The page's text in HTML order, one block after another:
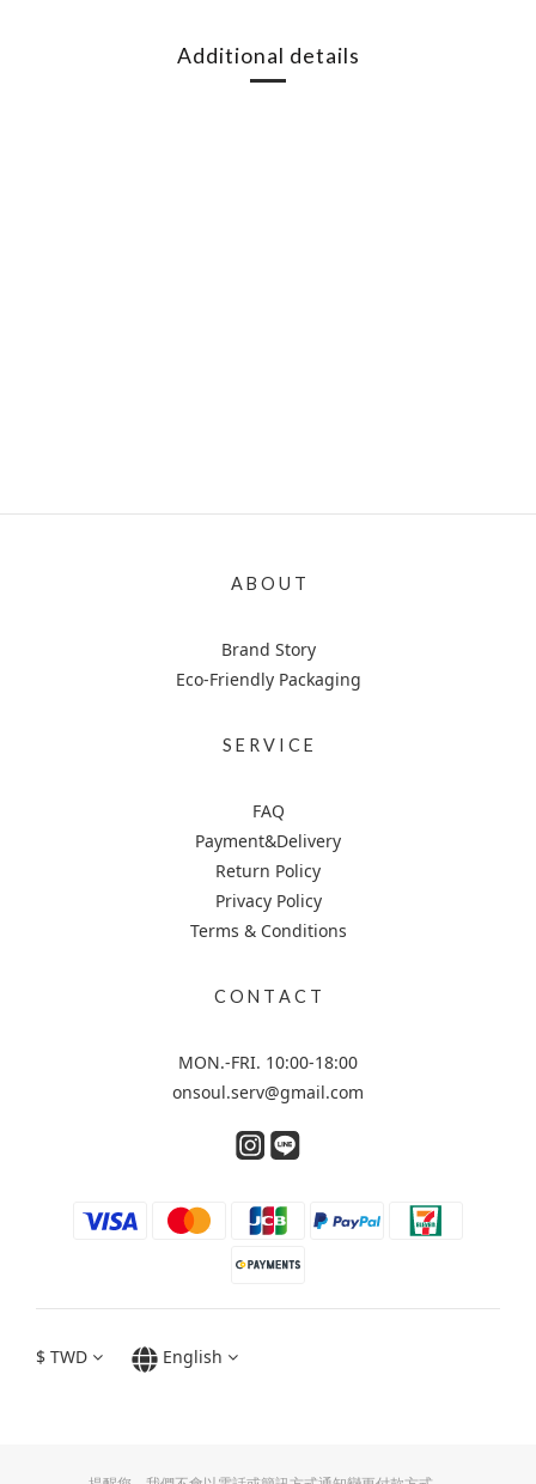
Additional details
A B O U T
Brand Story
Eco-Friendly Packaging
S E R V I C E
FAQ
Payment&Delivery
Return Policy
Privacy Policy
Terms & Conditions
C O N T A C T
MON.-FRI. 10:00-18:00
onsoul.serv@gmail.com
$ TWD English